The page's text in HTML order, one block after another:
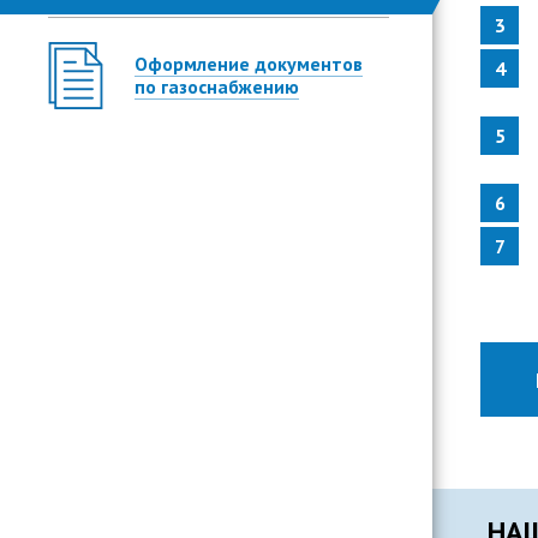
Оформление документов
по газоснабжению